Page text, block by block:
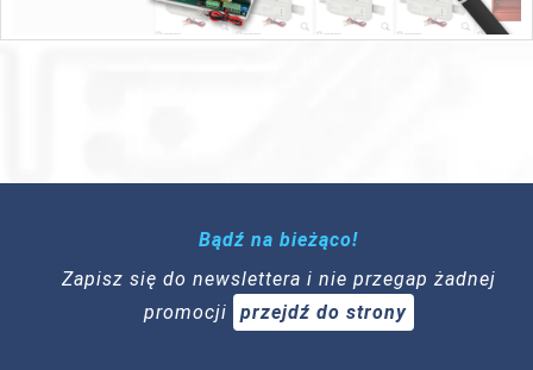
Bądź na bieżąco!
Zapisz się do newslettera i nie przegap żadnej
promocji
przejdź do strony